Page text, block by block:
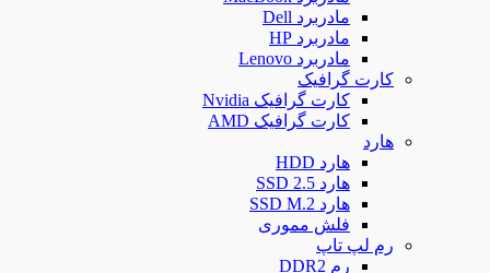
مادربرد Dell
مادربرد HP
مادربرد Lenovo
کارت گرافیک
کارت گرافیک Nvidia
کارت گرافیک AMD
هارد
هارد HDD
هارد SSD 2.5
هارد SSD M.2
فلش مموری
رم لپ تاپ
رم DDR2